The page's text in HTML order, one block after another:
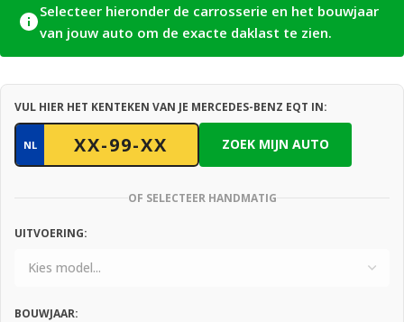
Selecteer hieronder de carrosserie en het bouwjaar
van jouw auto om de exacte daklast te zien.
VUL HIER HET KENTEKEN VAN JE MERCEDES-BENZ EQT IN:
NL ZOEK MIJN AUTO
OF SELECTEER HANDMATIG
UITVOERING:
BOUWJAAR: